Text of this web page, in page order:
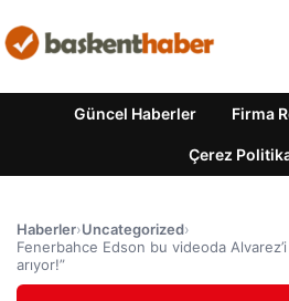
Güncel Haberler Firma
Çerez
Haberler›Uncategorized›
Fenerbahce Edson bu videoda
arıyor!”